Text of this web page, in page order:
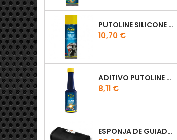
PUTOLINE SILICONE SPRAY
Preço
10,70 €
ADITIVO PUTOLINE OCTANE BOOSTER 150ML
Preço
8,11 €
ESPONJA DE GUIADOR KTM